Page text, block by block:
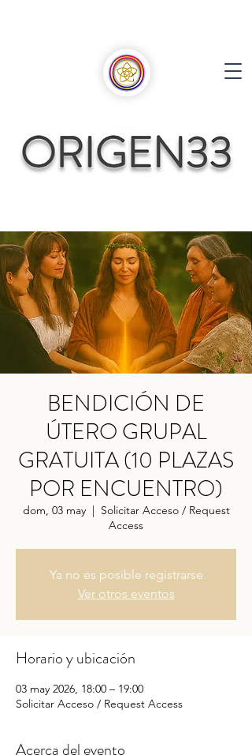
BENDICIÓN DE
ÚTERO GRUPAL
GRATUITA (10 PLAZAS
POR ENCUENTRO)
dom, 03 may
  |
Solicitar Acceso / Request
Access
Ya no es posible registrarse
Ver otros eventos
Horario y ubicación
03 may 2026, 18:00 – 19:00
Solicitar Acceso / Request Access
Acerca del evento